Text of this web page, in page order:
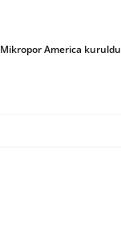
Mikropor America kuruldu